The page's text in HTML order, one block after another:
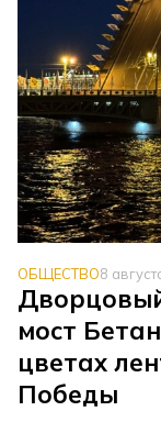
ОБЩЕСТВО8
мост
цветах
Победы